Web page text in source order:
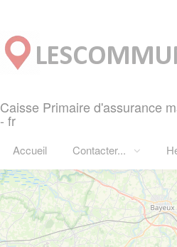
Caisse Primaire d'assurance
- fr
Accueil Contacter...